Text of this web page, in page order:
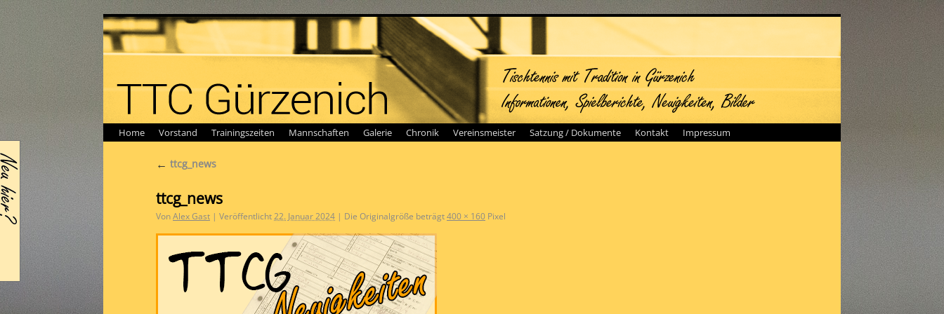
Home Vorstand Trainingszeiten Mannschaften Galerie Chronik Vereinsmeister Satzung / Dokumente Kontakt Impressum
← ttcg_news
ttcg_news
VonAlex Gast | Veröffentlicht22. Januar 2024 | Die Originalgröße beträgt400 × 160 Pixel